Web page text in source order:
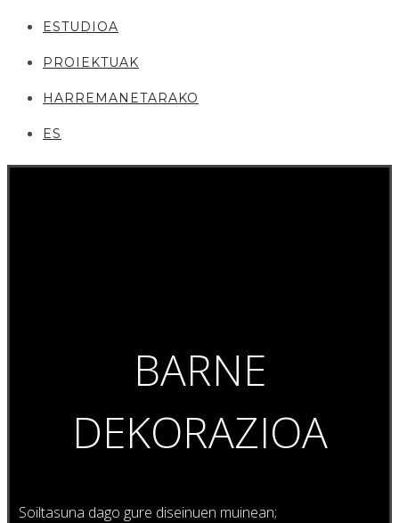
ESTUDIOA
PROIEKTUAK
HARREMANETARAKO
ES
BARNE
DEKORAZIOA
Soiltasuna dago gure diseinuen muinean;